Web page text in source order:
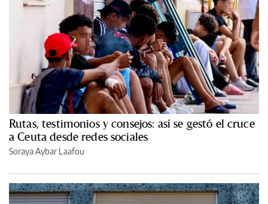
Rutas, testimonios y consejos: así se gestó el cruce
a Ceuta desde redes sociales
Soraya Aybar Laafou